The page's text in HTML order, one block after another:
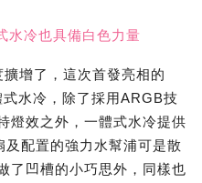
水冷也具備白色力量
增了，這次首發亮相的
水冷，除了採用ARGB技
燈效之外，一體式水冷提供
配置的強力水幫浦可是散
了凹槽的小巧思外，同樣也